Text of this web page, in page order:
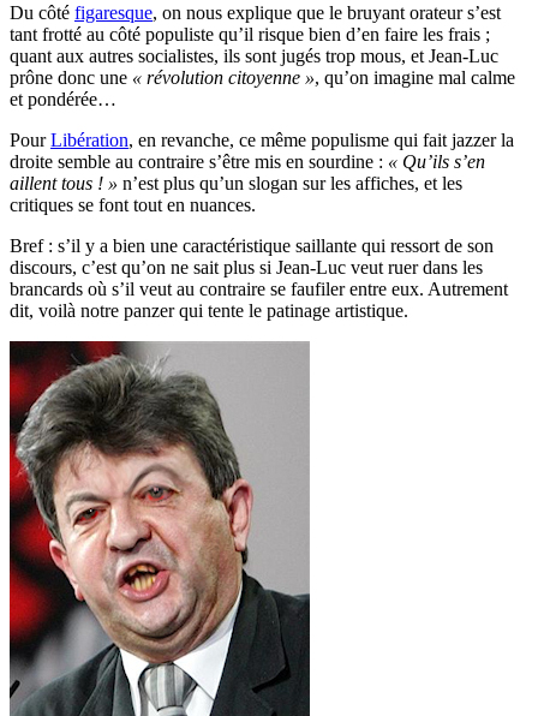
Du côté figaresque, on nous explique que le bruyant orateur s’est
tant frotté au côté populiste qu’il risque bien d’en faire les frais ;
quant aux autres socialistes, ils sont jugés trop mous, et Jean-Luc
prône donc une « révolution citoyenne », qu’on imagine mal calme
et pondérée…
PourLibération, en revanche, ce même populisme qui fait jazzer la
droite semble au contraire s’être mis en sourdine : « Qu’ils s’en
aillent tous ! » n’est plus qu’un slogan sur les affiches, et les
critiques se font tout en nuances.
Bref : s’il y a bien une caractéristique saillante qui ressort de son
discours, c’est qu’on ne sait plus si Jean-Luc veut ruer dans les
brancards où s’il veut au contraire se faufiler entre eux. Autrement
dit, voilà notre panzer qui tente le patinage artistique.